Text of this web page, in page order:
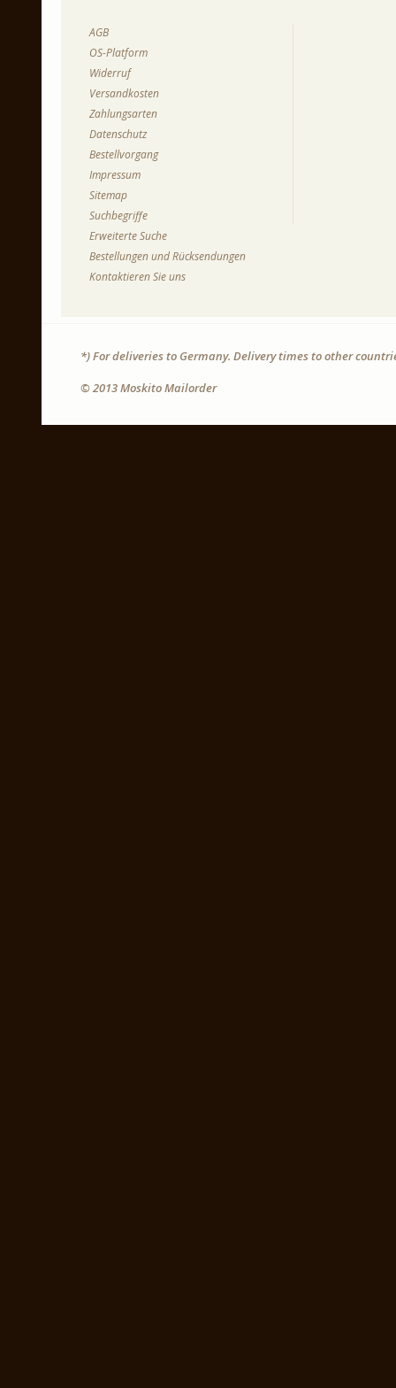
AGB
OS-Platform
Widerruf
Versandkosten
Zahlungsarten
Datenschutz
Bestellvorgang
Impressum
Sitemap
Suchbegriffe
Erweiterte Suche
Bestellungen und Rücksendungen
Kontaktieren Sie uns
*) For deliveries to Germany. Delivery times to other
© 2013 Moskito Mailorder